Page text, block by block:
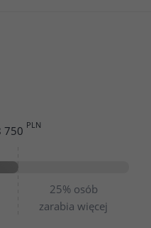
25% osób
zarabia więcej
750 PLN